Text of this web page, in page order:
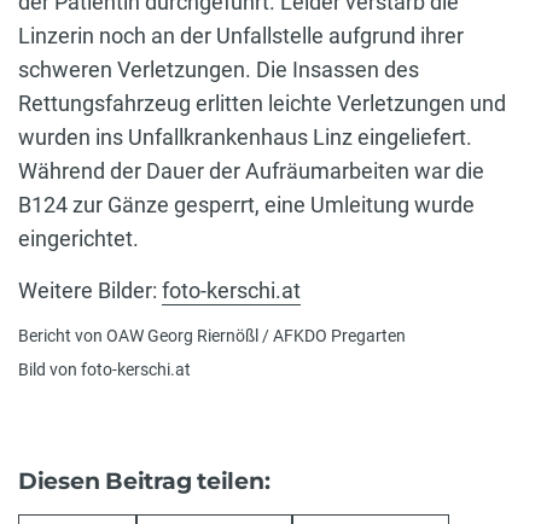
Linzerin noch an der Unfallstelle aufgrund ihrer
schweren Verletzungen. Die Insassen des
Rettungsfahrzeug erlitten leichte Verletzungen und
wurden ins Unfallkrankenhaus Linz eingeliefert.
Während der Dauer der Aufräumarbeiten war die
B124 zur Gänze gesperrt, eine Umleitung wurde
eingerichtet.
Weitere Bilder: foto-kerschi.at
Bericht von OAW Georg Riernößl / AFKDO Pregarten
Bild von foto-kerschi.at
Diesen Beitrag teilen: